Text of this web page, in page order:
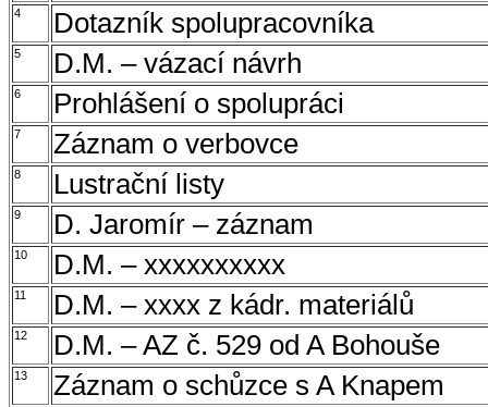
4 Dotazník spolupracovníka
5 D.M. – vázací návrh
6 Prohlášení o spolupráci
7 Záznam o verbovce
8 Lustrační listy
9 D. Jaromír – záznam
10 D.M. – xxxxxxxxxx
11 D.M. – xxxx z kádr. materiálů
12 D.M. – AZ č. 529 od A Bohouše
13 Záznam o schůzce s A Knapem